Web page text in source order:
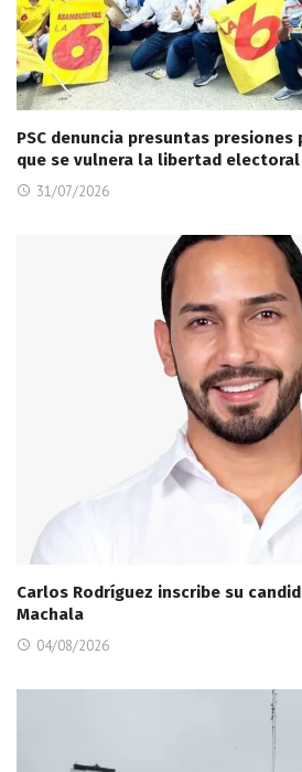
PSC denuncia presuntas
que se vulnera la libertad electoral
31/07/2026
Carlos Rodríguez inscribe su
Machala
04/08/2026